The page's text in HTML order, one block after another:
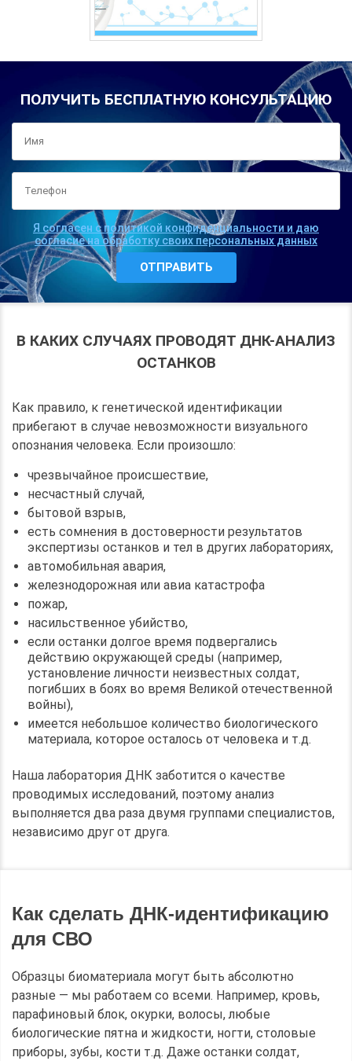
ПОЛУЧИТЬ БЕСПЛАТНУЮ КОНСУЛЬТАЦИЮ
Я согласен с политикой конфиденциальности и даю
согласие на обработку своих персональных данных
В КАКИХ СЛУЧАЯХ ПРОВОДЯТ ДНК-АНАЛИЗ
ОСТАНКОВ
Как правило, к генетической идентификации
прибегают в случае невозможности визуального
опознания человека. Если произошло:
чрезвычайное происшествие,
несчастный случай,
бытовой взрыв,
есть сомнения в достоверности результатов
экспертизы останков и тел в других лабораториях,
автомобильная авария,
железнодорожная или авиа катастрофа
пожар,
насильственное убийство,
если останки долгое время подвергались
действию окружающей среды (например,
установление личности неизвестных солдат,
погибших в боях во время Великой отечественной
войны),
имеется небольшое количество биологического
материала, которое осталось от человека и т.д.
Наша лаборатория ДНК заботится о качестве
проводимых исследований, поэтому анализ
выполняется два раза двумя группами специалистов,
независимо друг от друга.
Как сделать ДНК-идентификацию
для СВО
Образцы биоматериала могут быть абсолютно
разные — мы работаем со всеми. Например, кровь,
парафиновый блок, окурки, волосы, любые
биологические пятна и жидкости, ногти, столовые
приборы, зубы, кости т.д. Даже останки солдат,